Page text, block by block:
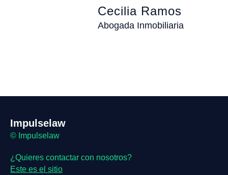
Cecilia Ramos
Abogada Inmobiliaria
Impulselaw
© Impulselaw
¿Quieres contactar con nosotros?
Este es el sitio